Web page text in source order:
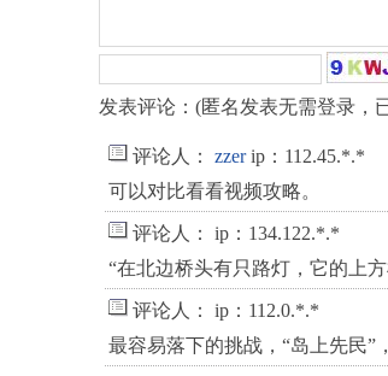
发表评论：(匿名发表无需登录，
评论人： zzerip：112.45.*.*
可以对比看看视频攻略。
评论人： ip：134.122.*.*
“在北边桥头有只路灯，它的上
评论人： ip：112.0.*.*
最容易落下的挑战，“岛上先民”